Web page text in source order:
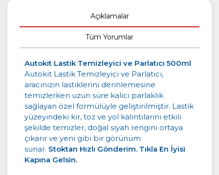
Açıklamalar
Tüm Yorumlar
Autokit Lastik Temizleyici ve Parlatıcı 500ml
Autokit Lastik Temizleyici ve Parlatıcı,
aracınızın lastiklerini derinlemesine
temizlerken uzun süre kalıcı parlaklık
sağlayan özel formülüyle geliştirilmiştir. Lastik
yüzeyindeki kir, toz ve yol kalıntılarını etkili
şekilde temizler, doğal siyah rengini ortaya
çıkarır ve yeni gibi bir görünüm
sunar. Stoktan Hızlı Gönderim. Tıkla En İyisi
Kapına Gelsin.